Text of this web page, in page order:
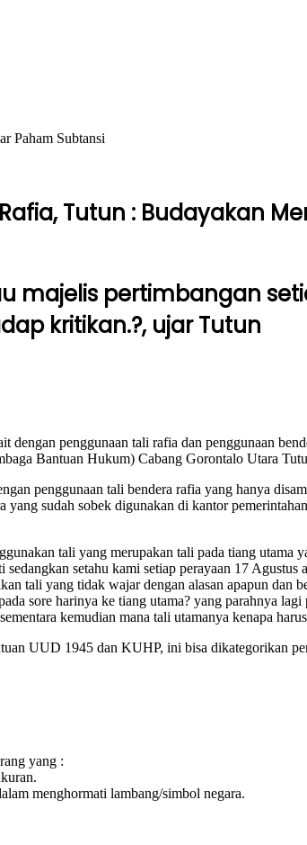
Paham Subtansi
Tutun : Budayakan
majelis pertimbangan
kritikan.?, ujar Tutun
penggunaan tali rafia dan penggunaan
Bantuan Hukum) Cabang Gorontalo Utara
penggunaan tali bendera rafia yang hanya
sudah sobek digunakan di kantor
tali yang merupakan tali pada tiang utama
setahu kami setiap perayaan 17 Agustus
tali yang tidak wajar dengan alasan apapun dan
sore harinya ke tiang utama? yang parahnya
kemudian mana tali utamanya kenapa
UUD 1945 dan KUHP, ini bisa dikategorikan
yang :
menghormati lambang/simbol negara.